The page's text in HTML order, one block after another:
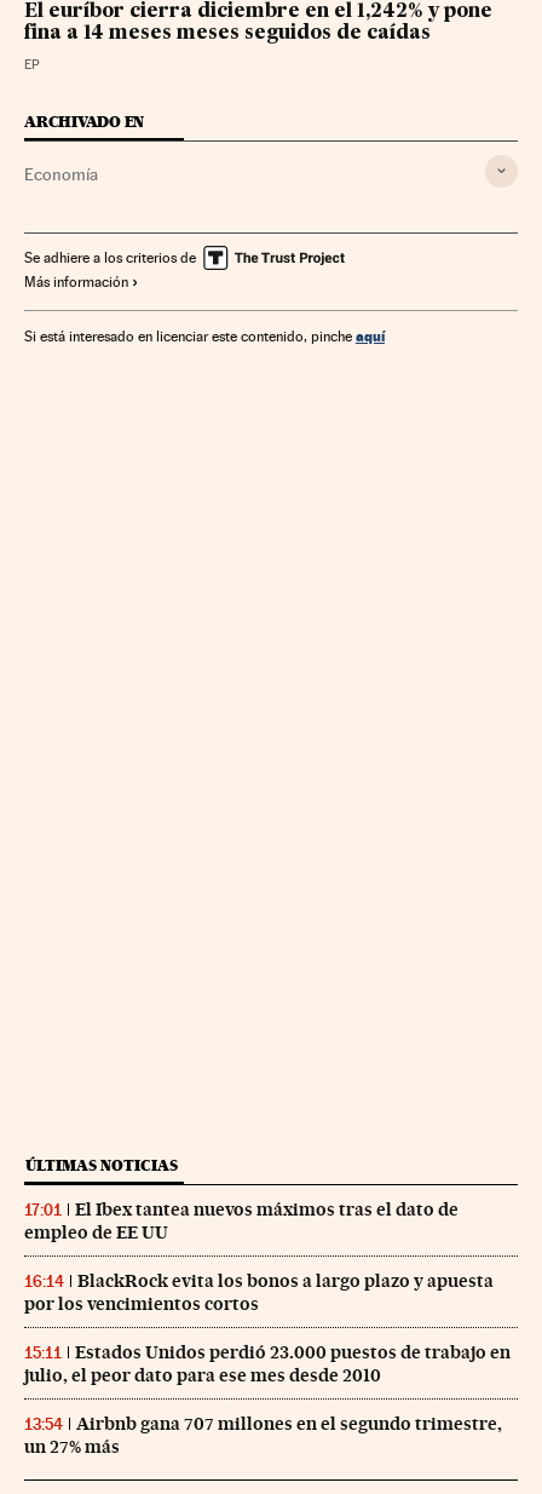
El euríbor cierra diciembre en el 1,242% y pone
fina a 14 meses meses seguidos de caídas
EP
ARCHIVADO EN
Economía
Se adhiere a los criterios de
Más información
Si está interesado en licenciar este contenido, pinche aquí
ÚLTIMAS NOTICIAS
17:01
El Ibex tantea nuevos máximos tras el dato de
empleo de EE UU
16:14
BlackRock evita los bonos a largo plazo y apuesta
por los vencimientos cortos
15:11
Estados Unidos perdió 23.000 puestos de trabajo en
julio, el peor dato para ese mes desde 2010
13:54
Airbnb gana 707 millones en el segundo trimestre,
un 27% más